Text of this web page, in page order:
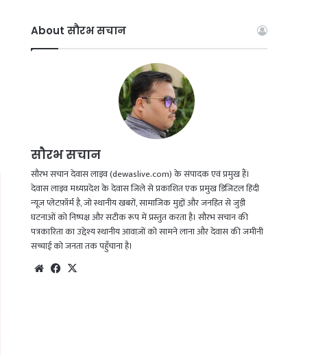
c
e
k
u
T
s
t
a
g
a
m
t
s
A
p
About सौरभ सचान
सौरभ सचान
सौरभ सचान देवास लाइव (dewaslive.com) के संपादक एवं प्रमुख हैं।
देवास लाइव मध्यप्रदेश के देवास जिले से प्रकाशित एक प्रमुख डिजिटल हिंदी
न्यूज़ प्लेटफ़ॉर्म है, जो स्थानीय खबरों, सामाजिक मुद्दों और जनहित से जुड़ी
घटनाओं को निष्पक्ष और सटीक रूप में प्रस्तुत करता है। सौरभ सचान की
पत्रकारिता का उद्देश्य स्थानीय आवाज़ों को सामने लाना और देवास की जमीनी
सच्चाई को जनता तक पहुँचाना है।
We Fac